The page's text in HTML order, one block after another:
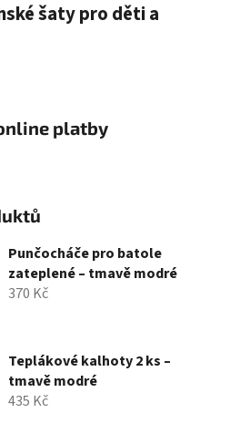
šaty pro děti a
platby
Punčocháče pro batole
zateplené – tmavě modré
370 Kč
Teplákové kalhoty 2 ks –
tmavě modré
435 Kč